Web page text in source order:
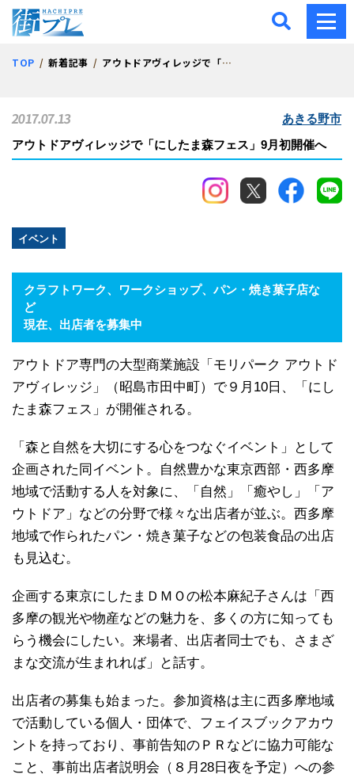
街プレ -東京・西多摩の
TOP 新着記事 アウトドアヴィレッジで「にしたま森フェス」9月初開催へ
アウトドアヴィレッジで「にしたま森フェス」9月初開催へ
イベント
2017.07.13 あきる野市
クラフトワーク、ワークショップ、パン・焼き菓子店な
ど
現在、出店者を募集中
アウトドア専門の大型商業施設「モリパーク アウトド
アヴィレッジ」（昭島市田中町）で９月10日、「にし
たま森フェス」が開催される。
「森と自然を大切にする心をつなぐイベント」として
企画された同イベント。自然豊かな東京西部・西多摩
地域で活動する人を対象に、「自然」「癒やし」「ア
ウトドア」などの分野で様々な出店者が並ぶ。西多摩
地域で作られたパン・焼き菓子などの包装食品の出店
も見込む。
企画する東京にしたまＤＭＯの松本麻紀子さんは「西
多摩の観光や物産などの魅力を、多くの方に知っても
らう機会にしたい。来場者、出店者同士でも、さまざ
まな交流が生まれれば」と話す。
出店者の募集も始まった。参加資格は主に西多摩地域
で活動している個人・団体で、フェイスブックアカウ
ントを持っており、事前告知のＰＲなどに協力可能な
こと、事前出店者説明会（８月28日夜を予定）への参